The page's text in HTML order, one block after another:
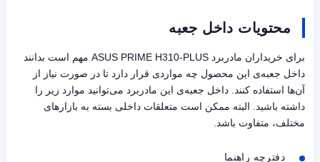
محتویات داخل جعبه
برای خریداران مادربرد ASUS PRIME H310-PLUS مهم است بدانند
داخل جعبه‌ی این محصول چه مواردی قرار دارد تا در صورت نیاز از
آن‌ها استفاده کنند. داخل جعبه‌ی این مادربرد می‌توانید موارد زیر را
داشته باشید. البته ممکن است متعلقات داخلی بسته به بازارهای
مختلف، متفاوت باشد.
دفترچه راهنما